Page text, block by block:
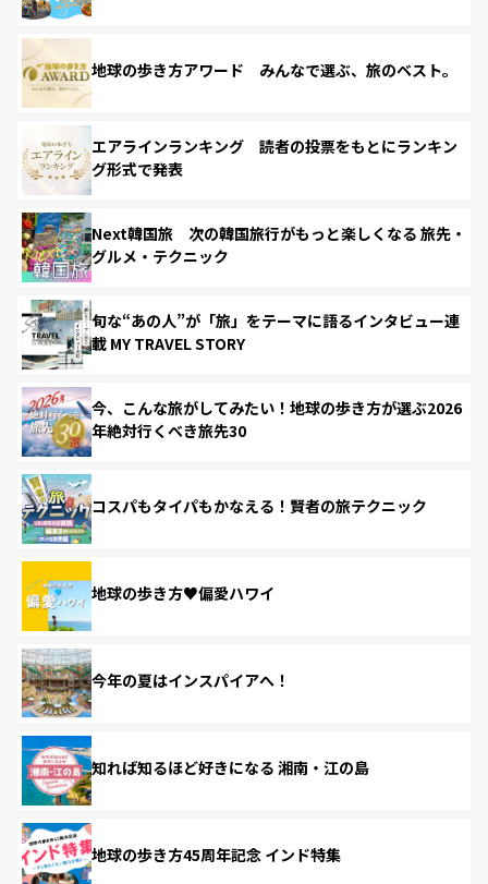
地球の歩き方アワード みんなで選ぶ、旅のベスト。
エアラインランキング 読者の投票をもとにランキン
グ形式で発表
Next韓国旅 次の韓国旅行がもっと楽しくなる 旅先・
グルメ・テクニック
旬な“あの人”が「旅」をテーマに語るインタビュー連
載 MY TRAVEL STORY
今、こんな旅がしてみたい！地球の歩き方が選ぶ2026
年絶対行くべき旅先30
コスパもタイパもかなえる！賢者の旅テクニック
地球の歩き方♥偏愛ハワイ
今年の夏はインスパイアへ！
知れば知るほど好きになる 湘南・江の島
地球の歩き方45周年記念 インド特集